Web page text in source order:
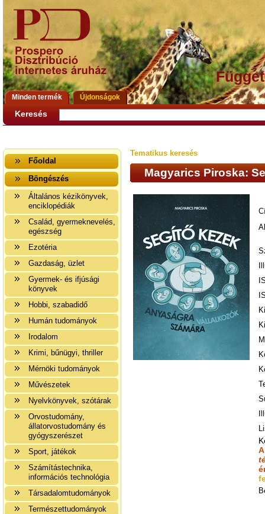
Minden termék Újdonságok
Keresés
Főoldal
Böngészés
Általános kézikönyvek,
enciklopédiák
Család, gyermeknevelés,
egészség
Ezotéria
Gazdaság, üzlet
Gyermek- és ifjúsági
könyvek
Hobbi, szabadidő
Humán tudományok
Irodalom
Krimi, bűnügyi, thriller
Mérnöki tudományok
Művészetek
Nyelvkönyvek, szótárak
Orvostudomány,
állatorvostudomány és
gyógyszerészet
Sport, játékok
Számítástechnika,
információs technológia
Társadalomtudományok
Természettudományok
Tematikus keresés
Magyarics Piroska: